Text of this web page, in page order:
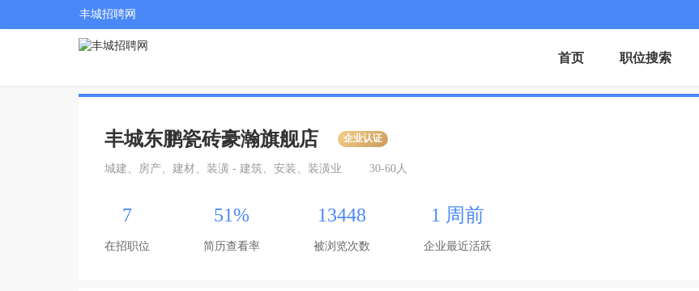
丰城招聘网
首页 职位搜索
丰城东鹏瓷砖豪瀚旗舰店 企业认证
城建、房产、建材、装潢 - 建筑、安装、装潢业 30-60人
7
在招职位
51%
简历查看率
13448
被浏览次数
1 周前
企业最近活跃